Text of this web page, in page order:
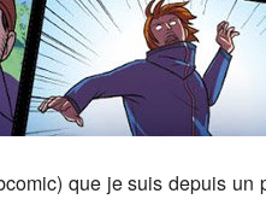
que je suis depuis un